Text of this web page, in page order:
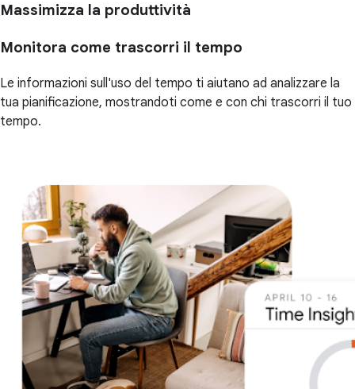
Massimizza la produttività
Monitora come trascorri il tempo
Le informazioni sull'uso del tempo ti aiutano ad analizzare la
tua pianificazione, mostrandoti come e con chi trascorri il tuo
tempo.